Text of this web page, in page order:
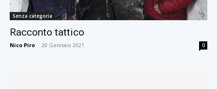
Senza categoria
Racconto tattico
Nico Piro - 20 Gennaio 2021 0